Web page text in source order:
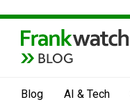
BLOG
Blog AI & Tech